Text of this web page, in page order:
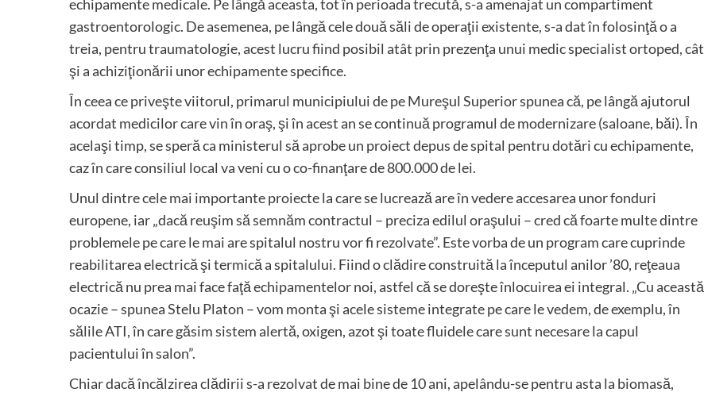
echipamente medicale. Pe lângă aceasta, tot în perioada trecută, s-a amenajat un compartiment
gastroentorologic. De asemenea, pe lângă cele două săli de operaţii existente, s-a dat în folosinţă o a
treia, pentru traumatologie, acest lucru fiind posibil atât prin prezenţa unui medic specialist ortoped, cât
şi a achiziţionării unor echipamente specifice.
În ceea ce priveşte viitorul, primarul municipiului de pe Mureşul Superior spunea că, pe lângă ajutorul
acordat medicilor care vin în oraş, şi în acest an se continuă programul de modernizare (saloane, băi). În
acelaşi timp, se speră ca ministerul să aprobe un proiect depus de spital pentru dotări cu echipamente,
caz în care consiliul local va veni cu o co-finanţare de 800.000 de lei.
Unul dintre cele mai importante proiecte la care se lucrează are în vedere accesarea unor fonduri
europene, iar „dacă reuşim să semnăm contractul – preciza edilul oraşului – cred că foarte multe dintre
problemele pe care le mai are spitalul nostru vor fi rezolvate”. Este vorba de un program care cuprinde
reabilitarea electrică şi termică a spitalului. Fiind o clădire construită la începutul anilor ’80, reţeaua
electrică nu prea mai face faţă echipamentelor noi, astfel că se doreşte înlocuirea ei integral. „Cu această
ocazie – spunea Stelu Platon – vom monta şi acele sisteme integrate pe care le vedem, de exemplu, în
sălile ATI, în care găsim sistem alertă, oxigen, azot şi toate fluidele care sunt necesare la capul
pacientului în salon”.
Chiar dacă încălzirea clădirii s-a rezolvat de mai bine de 10 ani, apelându-se pentru asta la biomasă,